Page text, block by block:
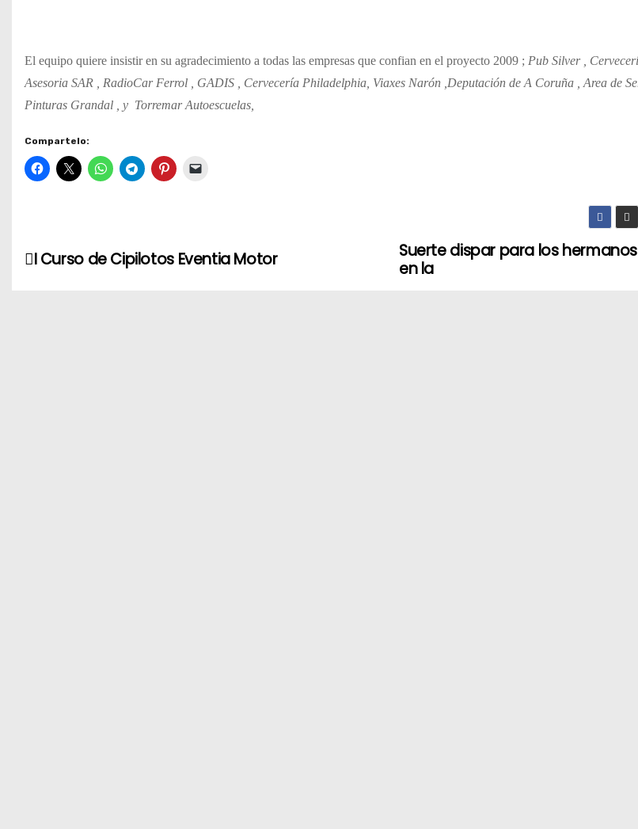
El equipo quiere insistir en su agradecimiento a todas las empresas que confian en el proyecto 2009 ; Pub Silver ,
Asesoria SAR , RadioCar Ferrol , GADIS , Cervecería Philadelphia, Viaxes Narón ,Deputación de A Coruña , Area de
Pinturas Grandal , y Torremar Autoescuelas,
Compartelo:
N
Suerte dispar para los
en la
I Curso de Cipilotos Eventia Motor